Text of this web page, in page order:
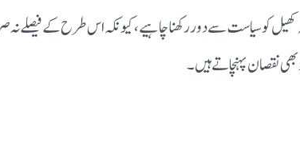
کو سیاست سے دور رکھنا چاہیے، کیونکہ اس طرح کے
بھی نقصان پہنچاتے ہیں۔